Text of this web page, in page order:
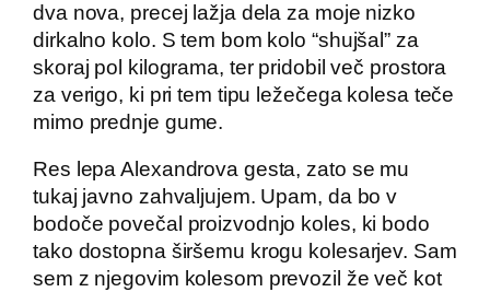
dva nova, precej lažja dela za moje nizko
dirkalno kolo. S tem bom kolo “shujšal” za
skoraj pol kilograma, ter pridobil več prostora
za verigo, ki pri tem tipu ležečega kolesa teče
mimo prednje gume.
Res lepa Alexandrova gesta, zato se mu
tukaj javno zahvaljujem. Upam, da bo v
bodoče povečal proizvodnjo koles, ki bodo
tako dostopna širšemu krogu kolesarjev. Sam
sem z njegovim kolesom prevozil že več kot